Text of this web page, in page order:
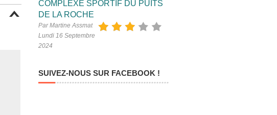
COMPLEXE SPORTIF DU PUITS
DE LA ROCHE
Par Martine Assmat
Lundi 16 Septembre
2024
SUIVEZ-NOUS SUR FACEBOOK !